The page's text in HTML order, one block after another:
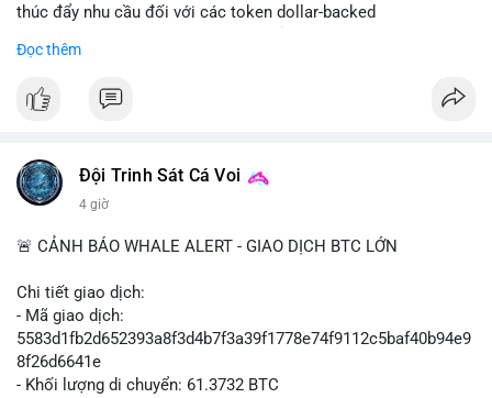
thúc đẩy nhu cầu đối với các token dollar-backed
triển stablecoin nội địa
$btc $eth
📰 Nguồn: Cointelegraph
Đọc thêm
Đội Trinh Sát Cá Voi
4 giờ
🚨 CẢNH BÁO WHALE ALERT - GIAO DỊCH BTC LỚN
Chi tiết giao dịch:
- Mã giao dịch:
5583d1fb2d652393a8f3d4b7f3a39f1778e74f9112c5baf40b94e9
8f26d6641e
- Khối lượng di chuyển: 61.3732 BTC